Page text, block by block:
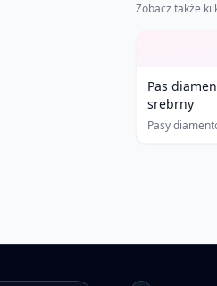
Zobacz także
Pas
srebrny
Pasy